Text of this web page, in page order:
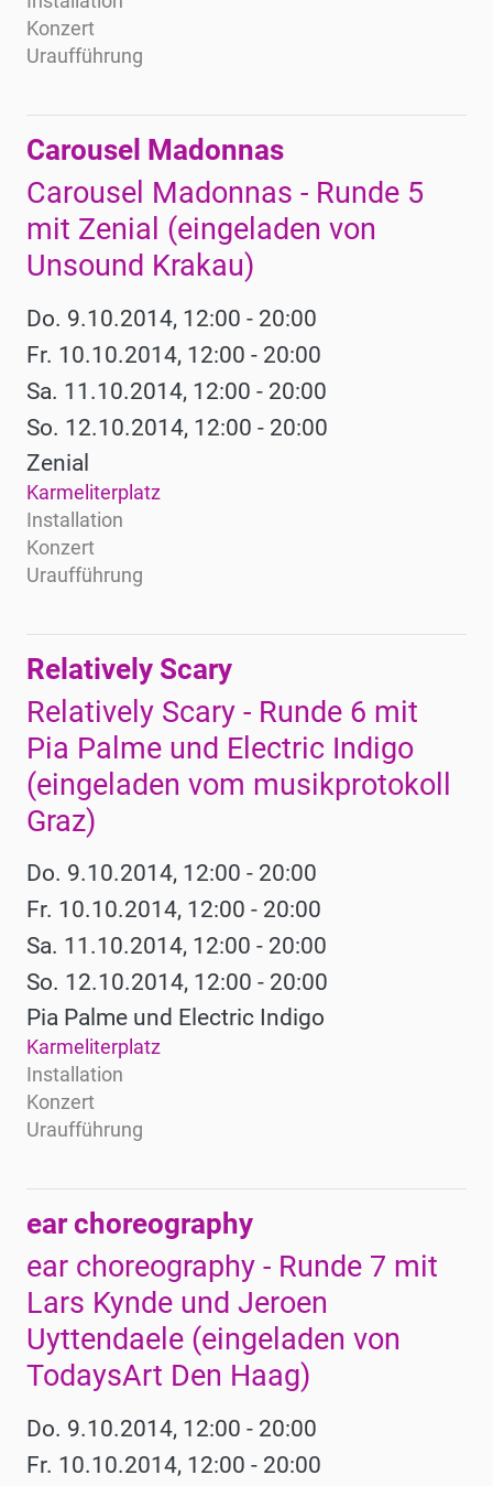
Konzert
Uraufführung
Carousel Madonnas
Carousel Madonnas - Runde 5
mit Zenial (eingeladen von
Unsound Krakau)
Do. 9.10.2014, 12:00 - 20:00
Fr. 10.10.2014, 12:00 - 20:00
Sa. 11.10.2014, 12:00 - 20:00
So. 12.10.2014, 12:00 - 20:00
Zenial
Karmeliterplatz
Installation
Konzert
Uraufführung
Relatively Scary
Relatively Scary - Runde 6 mit
Pia Palme und Electric Indigo
(eingeladen vom musikprotokoll
Graz)
Do. 9.10.2014, 12:00 - 20:00
Fr. 10.10.2014, 12:00 - 20:00
Sa. 11.10.2014, 12:00 - 20:00
So. 12.10.2014, 12:00 - 20:00
Pia Palme und Electric Indigo
Karmeliterplatz
Installation
Konzert
Uraufführung
ear choreography
ear choreography - Runde 7 mit
Lars Kynde und Jeroen
Uyttendaele (eingeladen von
TodaysArt Den Haag)
Do. 9.10.2014, 12:00 - 20:00
Fr. 10.10.2014, 12:00 - 20:00